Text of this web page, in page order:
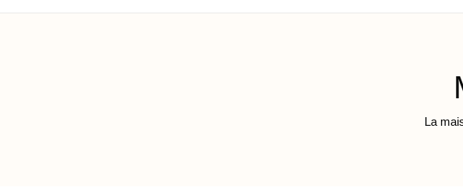
La